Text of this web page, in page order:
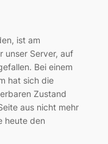
ist am
unser Server, auf
Bei einem
hat sich die
Zustand
aus nicht mehr
heute den